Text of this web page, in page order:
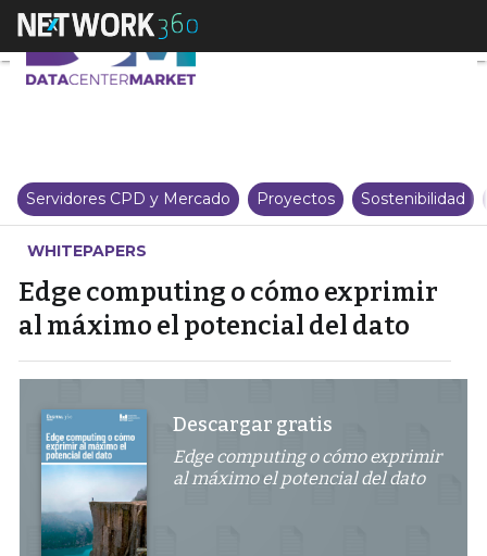
Edge computing o cómo
Servidores CPD y Mercado Proyectos Sostenibilidad
WHITEPAPERS
Edge computing o cómo exprimir
al máximo el potencial del dato
Descargar gratis
Edge computing o cómo exprimir
al máximo el potencial del dato